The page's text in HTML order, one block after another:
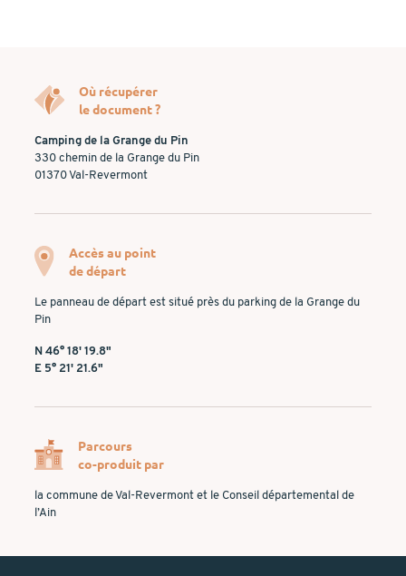
Où récupérer
le document ?
Camping de la Grange du Pin
330 chemin de la Grange du Pin
01370 Val-Revermont
Accès au point
de départ
Le panneau de départ est situé près du parking de la Grange du
Pin
N 46° 18' 19.8"
E 5° 21' 21.6"
Parcours
co-produit par
la commune de Val-Revermont et le Conseil départemental de
l’Ain